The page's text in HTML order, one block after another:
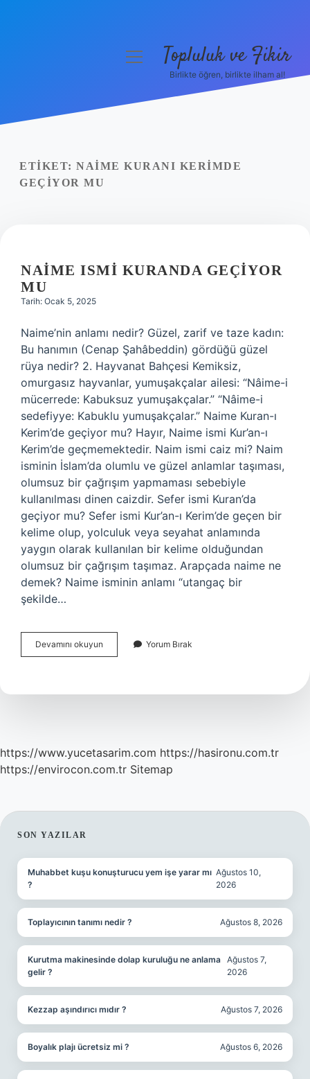
Yasal Uyarı
menüyüTopluluk ve Fikir
Birlikte öğren, birlikte ilham al!
ETIKET: NAIME KURANI KERIMDE
GEÇIYOR MU
NAIME ISMI KURANDA GEÇIYOR
MU
Tarih: Ocak 5, 2025
Naime’nin anlamı nedir? Güzel, zarif ve taze kadın:
Bu hanımın (Cenap Şahâbeddin) gördüğü güzel
rüya nedir? 2. Hayvanat Bahçesi Kemiksiz,
omurgasız hayvanlar, yumuşakçalar ailesi: “Nâime-i
mücerrede: Kabuksuz yumuşakçalar.” “Nâime-i
sedefiyye: Kabuklu yumuşakçalar.” Naime Kuran-ı
Kerim’de geçiyor mu? Hayır, Naime ismi Kur’an-ı
Kerim’de geçmemektedir. Naim ismi caiz mi? Naim
isminin İslam’da olumlu ve güzel anlamlar taşıması,
olumsuz bir çağrışım yapmaması sebebiyle
kullanılması dinen caizdir. Sefer ismi Kuran’da
geçiyor mu? Sefer ismi Kur’an-ı Kerim’de geçen bir
kelime olup, yolculuk veya seyahat anlamında
yaygın olarak kullanılan bir kelime olduğundan
olumsuz bir çağrışım taşımaz. Arapçada naime ne
demek? Naime isminin anlamı “utangaç bir
şekilde…
Devamını okuyun
Ismi
Mu
Yorum Bırak
https://www.yucetasarim.com https://hasironu.com.tr
https://envirocon.com.tr Sitemap
SIDEBAR
SON YAZILAR
Muhabbet kuşu konuşturucu yem işe yarar mı
?
Ağustos 10,
2026
Toplayıcının tanımı nedir ? Ağustos 8, 2026
Kurutma makinesinde dolap kuruluğu ne anlama
gelir ?
Ağustos 7,
2026
Kezzap aşındırıcı mıdır ? Ağustos 7, 2026
Boyalık plajı ücretsiz mi ? Ağustos 6, 2026